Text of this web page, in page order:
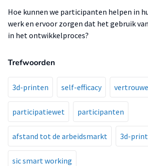
Hoe kunnen we participanten helpen in
werk en ervoor zorgen dat het gebruik
in het ontwikkelproces?
Trefwoorden
3d-printen self-efficacy
participatiewet participanten
afstand tot de arbeidsmarkt 3d-
sic smart working